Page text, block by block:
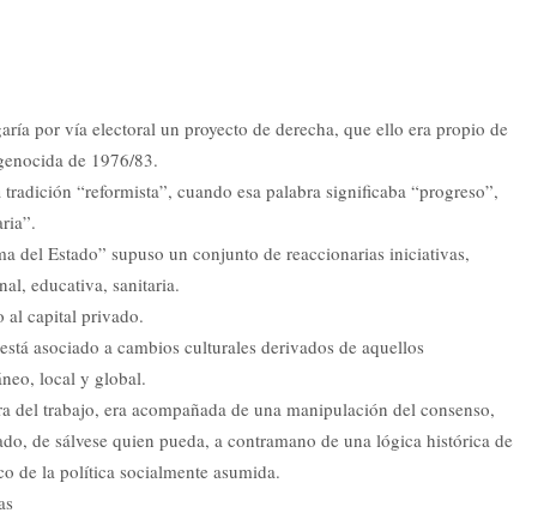
por vía electoral un proyecto de derecha, que ello era propio de
de 1976/83.
“reformista”, cuando esa palabra significaba “progreso”,
del Estado” supuso un conjunto de reaccionarias iniciativas,
educativa, sanitaria.
al capital privado.
asociado a cambios culturales derivados de aquellos
local y global.
trabajo, era acompañada de una manipulación del consenso,
de sálvese quien pueda, a contramano de una lógica histórica de
de la política socialmente asumida.